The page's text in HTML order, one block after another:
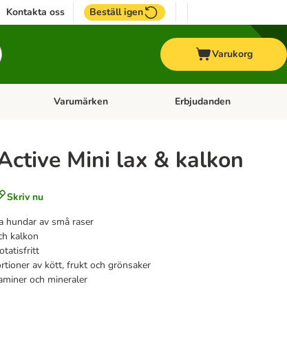
Kontakta oss Beställ igen
Varukorg
Open category menu: Veterinärfoder
Varumärken Open category menu:
Erbjudanden
Mini lax & kalkon
Skriv nu
hundar av små raser
kalkon
av kött, frukt och grönsaker
och mineraler